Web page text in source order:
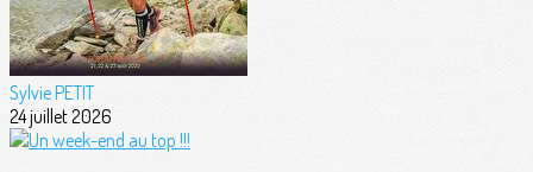
Sylvie PETIT
24 juillet 2026